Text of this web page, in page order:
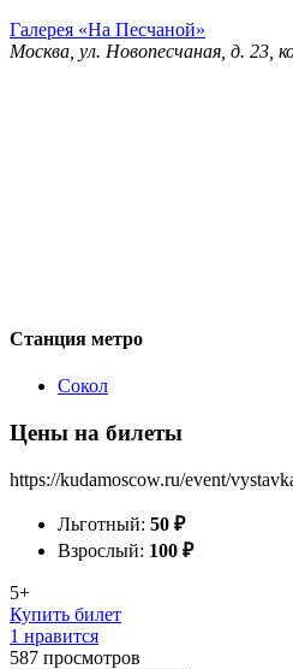
Галерея «На Песчаной»
Москва, ул. Новопесчаная, д. 23,
Станция метро
Сокол
Цены на билеты
https://kudamoscow.ru/event/
Льготный: 50 ₽
Взрослый: 100 ₽
5+
Купить билет
1 нравится
587 просмотров